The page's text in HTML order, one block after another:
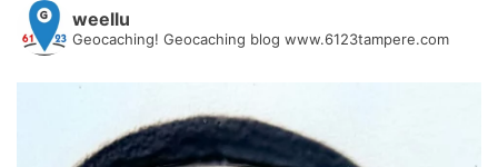
weellu
Geocaching! Geocaching blog www.6123tampere.com